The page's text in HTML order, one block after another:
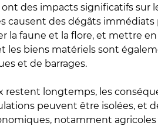
des impacts significatifs sur
causent des dégâts
la faune et la flore, et mettre
les biens matériels sont
et de barrages.
restent longtemps, les
peuvent être isolées, et
notamment